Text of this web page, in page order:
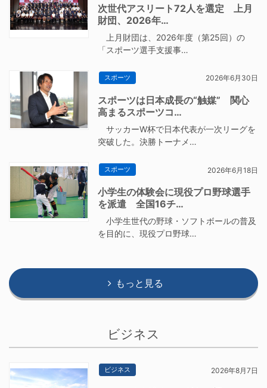
次世代アスリート72人を選定 上月
財団、2026年…
上月財団は、2026年度（第25回）の
「スポーツ選手支援事…
スポーツ 2026年6月30日
スポーツは日本成長の“触媒” 関心
高まるスポーツコ…
サッカーW杯で日本代表が一次リーグを
突破した。決勝トーナメ…
スポーツ 2026年6月18日
小学生の体験会に現役プロ野球選手
を派遣 全国16チ…
小学生世代の野球・ソフトボールの普及
を目的に、現役プロ野球…
もっと見る
ビジネス
ビジネス 2026年8月7日